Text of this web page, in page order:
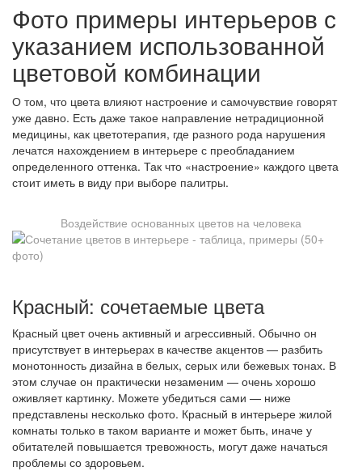
Фото примеры интерьеров с
указанием использованной
цветовой комбинации
О том, что цвета влияют настроение и самочувствие говорят
уже давно. Есть даже такое направление нетрадиционной
медицины, как цветотерапия, где разного рода нарушения
лечатся нахождением в интерьере с преобладанием
определенного оттенка. Так что «настроение» каждого цвета
стоит иметь в виду при выборе палитры.
Воздействие основанных цветов на человека
Красный: сочетаемые цвета
Красный цвет очень активный и агрессивный. Обычно он
присутствует в интерьерах в качестве акцентов — разбить
монотонность дизайна в белых, серых или бежевых тонах. В
этом случае он практически незаменим — очень хорошо
оживляет картинку. Можете убедиться сами — ниже
представлены несколько фото. Красный в интерьере жилой
комнаты только в таком варианте и может быть, иначе у
обитателей повышается тревожность, могут даже начаться
проблемы со здоровьем.